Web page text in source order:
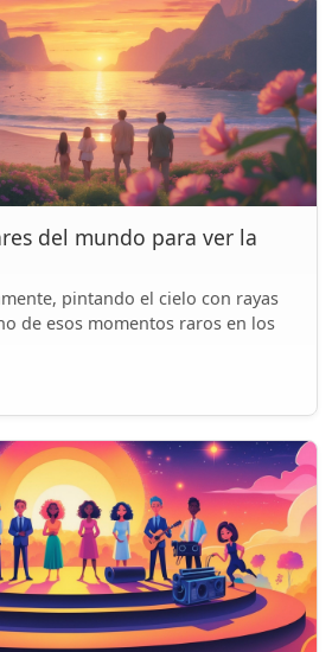
del mundo para ver la
pintando el cielo con rayas
de esos momentos raros en los